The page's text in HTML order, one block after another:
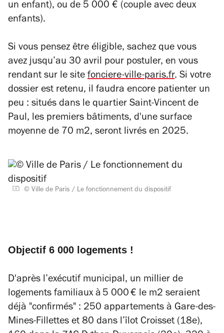
un enfant), ou de 5 000 € (couple avec deux
enfants).
Si vous pensez être éligible, sachez que vous
avez jusqu’au 30 avril pour postuler, en vous
rendant sur le site fonciere-ville-paris.fr. Si votre
dossier est retenu, il faudra encore patienter un
peu : situés dans le quartier Saint-Vincent de
Paul, les premiers bâtiments, d'une surface
moyenne de 70 m2, seront livrés en 2025.
© Ville de Paris / Le fonctionnement du dispositif
Objectif 6 000 logements !
D'après l’exécutif municipal, un millier de
logements familiaux à 5 000 € le m2 seraient
déjà "confirmés" : 250 appartements à Gare-des-
Mines-Fillettes et 80 dans l’îlot Croisset (18e),